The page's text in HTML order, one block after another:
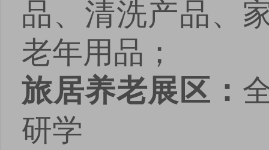
品、清洗产品、
老年用品；
旅居养老展区：
研学